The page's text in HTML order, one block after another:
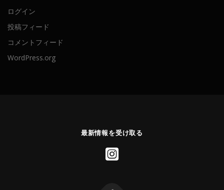
ログイン
投稿フィード
コメントフィード
WordPress.org
最新情報を受け取る